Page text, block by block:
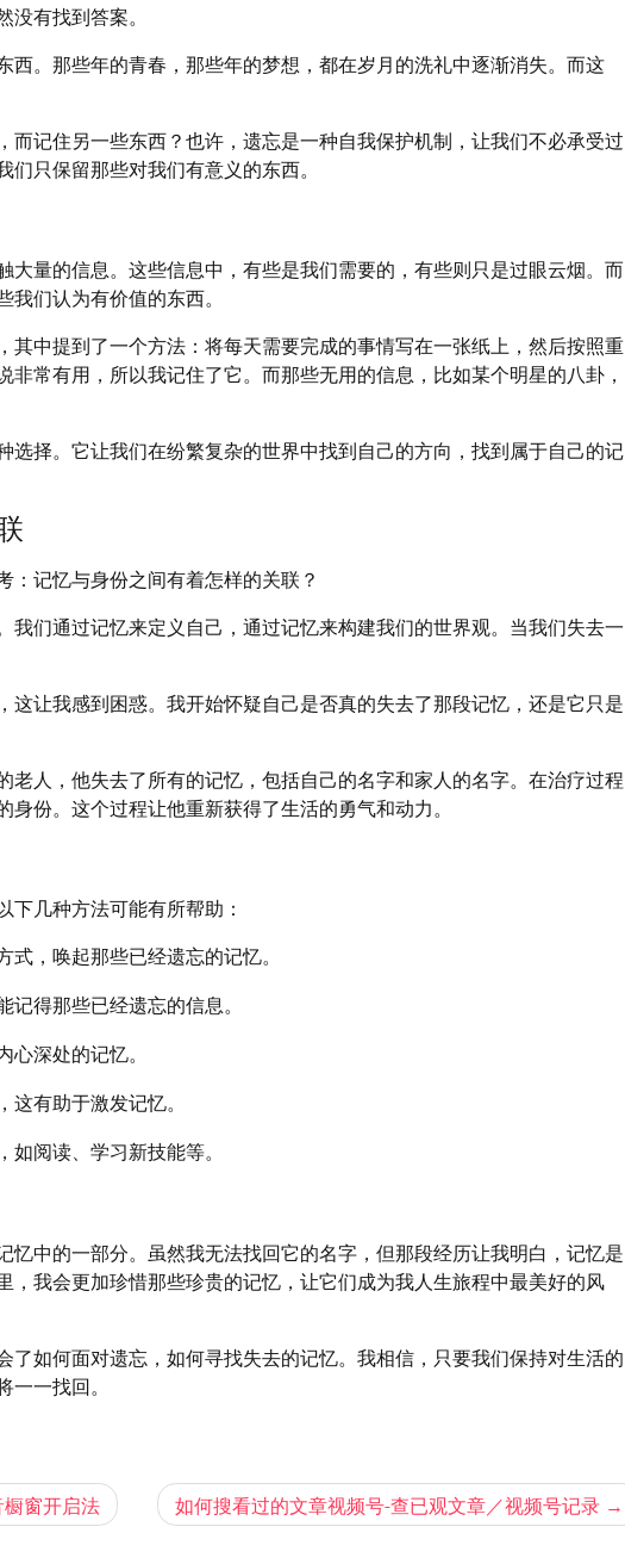
有找到答案。
西。那些年的青春，那些年的梦想，都在岁月的洗礼中逐渐消失。而这
而记住另一些东西？也许，遗忘是一种自我保护机制，让我们不必承受过
只保留那些对我们有意义的东西。
大量的信息。这些信息中，有些是我们需要的，有些则只是过眼云烟。而
们认为有价值的东西。
其中提到了一个方法：将每天需要完成的事情写在一张纸上，然后按照重
常有用，所以我记住了它。而那些无用的信息，比如某个明星的八卦，
选择。它让我们在纷繁复杂的世界中找到自己的方向，找到属于自己的记
：记忆与身份之间有着怎样的关联？
我们通过记忆来定义自己，通过记忆来构建我们的世界观。当我们失去一
这让我感到困惑。我开始怀疑自己是否真的失去了那段记忆，还是它只是
老人，他失去了所有的记忆，包括自己的名字和家人的名字。在治疗过程
份。这个过程让他重新获得了生活的勇气和动力。
几种方法可能有所帮助：
式，唤起那些已经遗忘的记忆。
记得那些已经遗忘的信息。
心深处的记忆。
有助于激发记忆。
如阅读、学习新技能等。
忆中的一部分。虽然我无法找回它的名字，但那段经历让我明白，记忆是
，我会更加珍惜那些珍贵的记忆，让它们成为我人生旅程中最美好的风
了如何面对遗忘，如何寻找失去的记忆。我相信，只要我们保持对生活的
一找回。
窗开启法 如何搜看过的文章视频号-查已观文章／视频号记录